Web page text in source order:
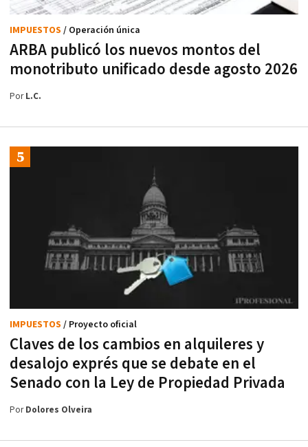
ARBA publicó los nuevos montos del
monotributo unificado desde agosto 2026
IMPUESTOS / Operación única
PorL.C.
Claves de los cambios en alquileres y
desalojo exprés que se debate en el
Senado con la Ley de Propiedad Privada
IMPUESTOS / Proyecto oficial
PorDolores Olveira